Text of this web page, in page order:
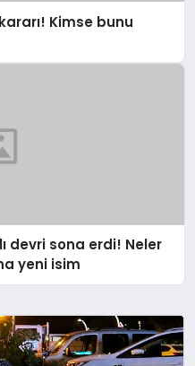
Kimse bunu
devri sona erdi! Neler
yeni isim